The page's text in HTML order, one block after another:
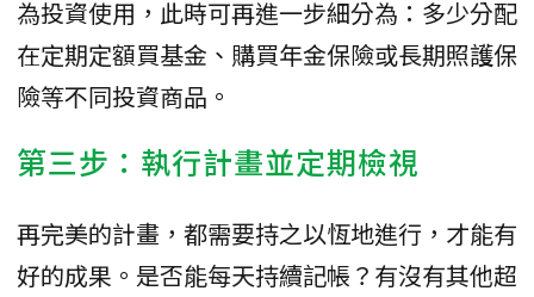
為投資使用，此時可再進一步細分為：多少分配
在定期定額買基金、購買年金保險或長期照護保
險等不同投資商品。
第三步：執行計畫並定期檢視
再完美的計畫，都需要持之以恆地進行，才能有
好的成果。是否能每天持續記帳？有沒有其他超